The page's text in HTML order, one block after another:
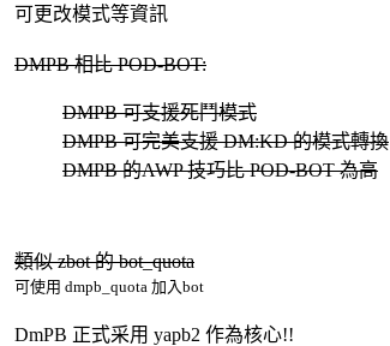
可更改模式等資訊
DMPB 相比 POD-BOT:
DMPB 可支援死鬥模式
DMPB 可完美支援 DM:KD 的模式轉換
DMPB 的AWP 技巧比 POD-BOT 為高
類似 zbot 的 bot_quota
可使用 dmpb_quota 加入bot
DmPB 正式采用 yapb2 作為核心!!